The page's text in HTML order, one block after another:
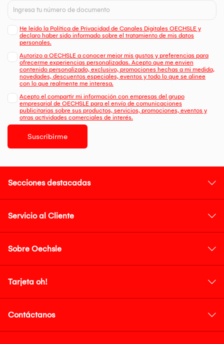
He leído la Política de Privacidad de Canales Digitales OECHSLE y
declaro haber sido informado sobre el tratamiento de mis datos
personales.
Autorizo a OECHSLE a conocer mejor mis gustos y preferencias para
ofrecerme experiencias personalizadas. Acepto que me envien
contenido personalizado, exclusivo, promociones hechas a mi medida,
novedades, descuentos especiales, eventos y todo lo que se alinee
con lo que realmente me interesa.
Acepto el compartir mi información con empresas del grupo
empresarial de OECHSLE para el envío de comunicaciones
publicitarias sobre sus productos, servicios, promociones, eventos y
otras actividades comerciales de interés.
Suscribirme
Secciones destacadas
Servicio al Cliente
Sobre Oechsle
Tarjeta oh!
Contáctanos